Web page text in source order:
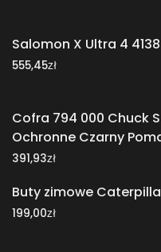
Salomon X Ultra 4
555,45zł
Cofra 794 000 Chuck
Ochronne Czarny
391,93zł
Buty zimowe
199,00zł